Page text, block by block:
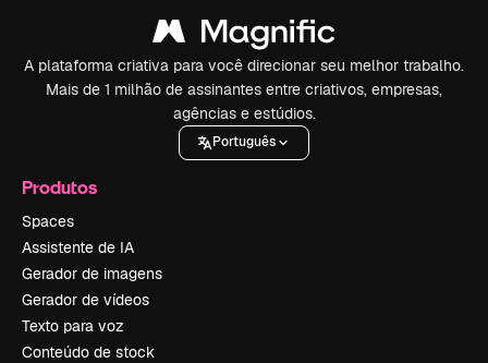
A plataforma criativa para você direcionar seu melhor trabalho.
Mais de 1 milhão de assinantes entre criativos, empresas,
agências e estúdios.
Português
Produtos
Spaces
Assistente de IA
Gerador de imagens
Gerador de vídeos
Texto para voz
Conteúdo de stock